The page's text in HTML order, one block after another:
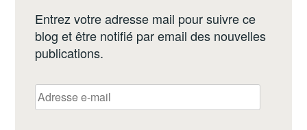
Entrez votre adresse mail pour suivre ce
blog et être notifié par email des nouvelles
publications.
Adresse
e-